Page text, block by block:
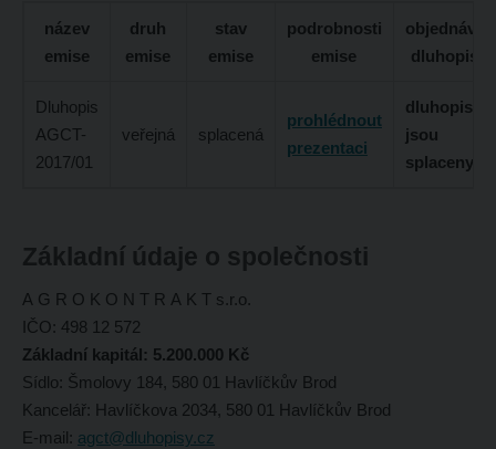
název
emise
druh
emise
stav
emise
podrobnosti
emise
objednávka
dluhopisů
Dluhopis
AGCT-
2017/01
veřejná splacená
prohlédnout
prezentaci
dluhopisy
jsou
splaceny
Základní údaje o společnosti
A G R O K O N T R A K T s.r.o.
IČO: 498 12 572
Základní kapitál: 5.200.000 Kč
Sídlo: Šmolovy 184, 580 01 Havlíčkův Brod
Kancelář: Havlíčkova 2034, 580 01 Havlíčkův Brod
E-mail: agct@dluhopisy.cz